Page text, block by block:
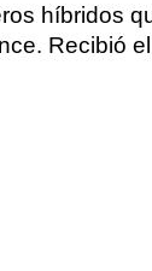
híbridos
Recibió